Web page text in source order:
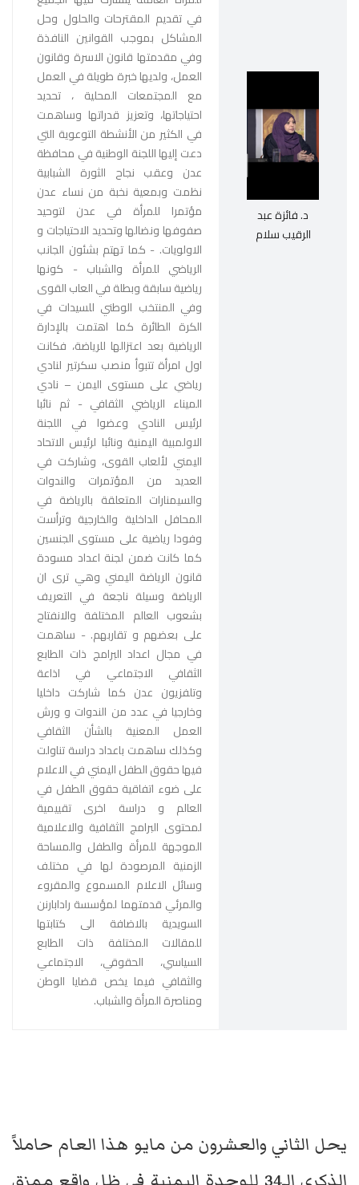
د. فائزة عبد
الرقيب سلام
في تقديم المقترحات والحلول وحل
المشاكل بموجب القوانين النافذة
وفي مقدمتها قانون الاسرة وقانون
العمل، ولديها خبرة طويلة في العمل
مع المجتمعات المحلية ، تحديد
احتياجاتها، وتعزيز قدراتها وساهمت
في الكثير من الأنشطة التوعوية التي
دعت إليها اللجنة الوطنية في محافظة
عدن وعقب نجاح الثورة الشبابية
نظمت وبمعية نخبة من نساء عدن
مؤتمرا للمرأة في عدن لتوحيد
صفوفها ونضالها وتحديد الاحتياجات و
الاولويات. - كما تهتم بشئون الجانب
الرياضي للمرأة والشباب - كونها
رياضية سابقة وبطلة في العاب القوى
وفي المنتخب الوطني للسيدات في
الكرة الطائرة كما اهتمت بالإدارة
الرياضية بعد اعتزالها للرياضة، فكانت
اول امرأة تتبوأ منصب سكرتير لنادي
رياضي على مستوى اليمن – نادي
الميناء الرياضي الثقافي - ثم نائبا
لرئيس النادي وعضوا في اللجنة
الاولمبية اليمنية ونائبا لرئيس الاتحاد
اليمني لألعاب القوى، وشاركت في
العديد من المؤتمرات والندوات
والسيمنارات المتعلقة بالرياضة في
المحافل الداخلية والخارجية وترأست
وفودا رياضية على مستوى الجنسين
كما كانت ضمن لجنة اعداد مسودة
قانون الرياضة اليمني وهي ترى ان
الرياضة وسيلة ناجعة في التعريف
بشعوب العالم المختلفة والانفتاح
على بعضهم و تقاربهم. - ساهمت
في مجال اعداد البرامج ذات الطابع
الثقافي الاجتماعي في اذاعة
وتلفزيون عدن كما شاركت داخليا
وخارجيا في عدد من الندوات و ورش
العمل المعنية بالشأن الثقافي
وكذلك ساهمت باعداد دراسة تناولت
فيها حقوق الطفل اليمني في الاعلام
على ضوء اتفاقية حقوق الطفل في
العالم و دراسة اخرى تقييمية
لمحتوى البرامج الثقافية والاعلامية
الموجهة للمرأة والطفل والمساحة
الزمنية المرصودة لها في مختلف
وسائل الاعلام المسموع والمقروء
والمرئي قدمتهما لمؤسسة رادابارنن
السويدية بالاضافة الى كتابتها
للمقالات المختلفة ذات الطابع
السياسي، الحقوقي، الاجتماعي
والثقافي فيما يخص قضايا الوطن
ومناصرة المرأة والشباب.
يحل الثاني والعشرون من مايو هذا العام حاملاً